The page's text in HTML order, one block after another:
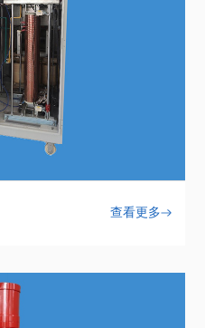
查看更多